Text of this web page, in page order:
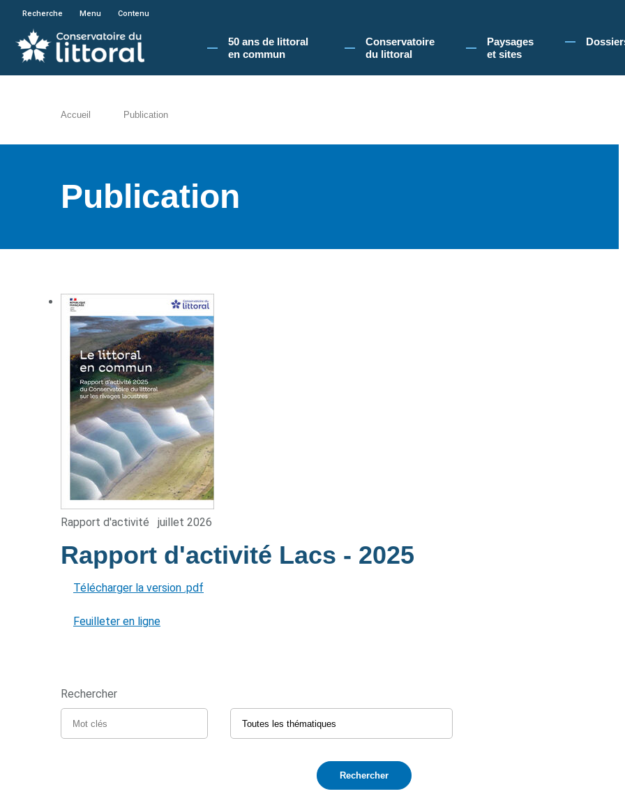
En poursuivant votre navigation sur le site du Conservatoire du littoral, vous acceptez l'utilisation de cookies pour vous
Recherche Menu Contenu
50 ans de littoral
en commun​
Conservatoire
du littoral
Paysages
et sites
Accueil Publication
Publication
Rapport d'activité juillet 2026
Rapport d'activité Lacs - 2025
Télécharger la version .pdf
Feuilleter en ligne
Rechercher